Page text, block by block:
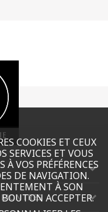
COOKIES ET CEUX
SERVICES ET VOUS
VOS PRÉFÉRENCES
DE NAVIGATION.
À SON
ACCEPTER.